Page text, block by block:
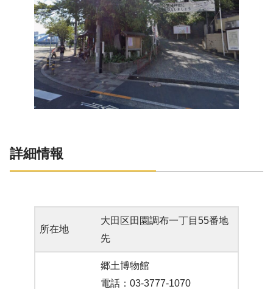
詳細情報
所在地
大田区田園調布一丁目55番地
先
郷土博物館
電話：03-3777-1070